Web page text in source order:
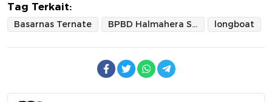
Tag Terkait:
Basarnas Ternate BPBD Halmahera Selatan longboat